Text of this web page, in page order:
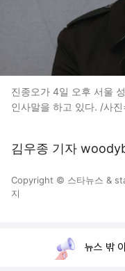
진종오가 4일 오후 서울
인사말을 하고 있다. /사
김우종 기자
Copyright © 스타뉴스 &
지
뉴스 밖